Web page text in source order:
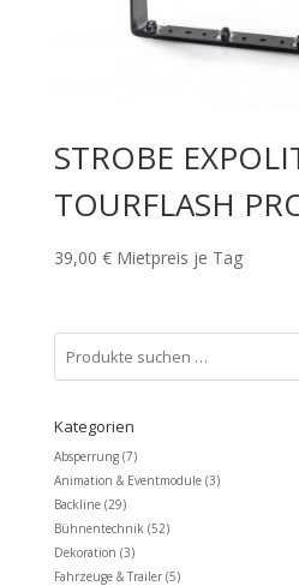
STROBE
TOURFLASH
39,00 € Mietpreis je Tag
Kategorien
Absperrung (7)
Animation & Eventmodule (3)
Backline (29)
Bühnentechnik (52)
Dekoration (3)
Fahrzeuge & Trailer (5)